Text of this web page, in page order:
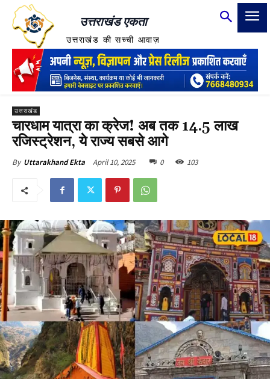
उत्तराखंड एकता
उत्तराखंड की सच्ची आवाज़
उत्तराखंड
चारधाम यात्रा का क्रेज! अब तक 14.5 लाख
रजिस्ट्रेशन, ये राज्य सबसे आगे
By Uttarakhand Ekta April 10, 2025 0 103